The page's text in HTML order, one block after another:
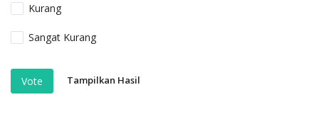
Kurang
Sangat Kurang
Vote Tampilkan Hasil